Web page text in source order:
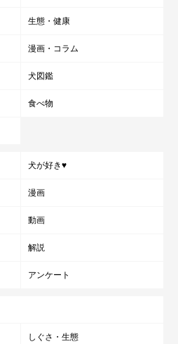
生態・健康
漫画・コラム
犬図鑑
食べ物
犬が好き♥
漫画
動画
解説
アンケート
しぐさ・生態